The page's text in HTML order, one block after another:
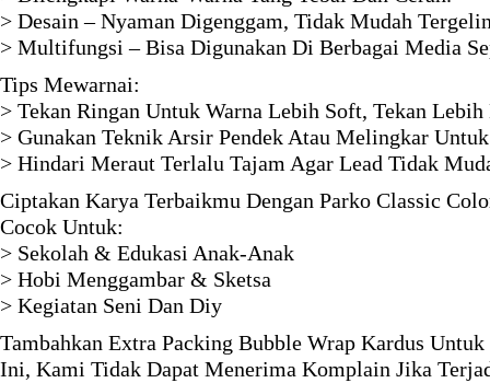
> Desain – Nyaman Digenggam, Tidak Mudah
> Multifungsi – Bisa Digunakan Di Berbagai Media
Tips Mewarnai:
> Tekan Ringan Untuk Warna Lebih Soft, Tekan
> Gunakan Teknik Arsir Pendek Atau Melingkar
> Hindari Meraut Terlalu Tajam Agar Lead Tidak
Ciptakan Karya Terbaikmu Dengan Parko Classic
Cocok Untuk:
> Sekolah & Edukasi Anak-Anak
> Hobi Menggambar & Sketsa
> Kegiatan Seni Dan Diy
Tambahkan Extra Packing Bubble Wrap Kardus
Ini, Kami Tidak Dapat Menerima Komplain Jika